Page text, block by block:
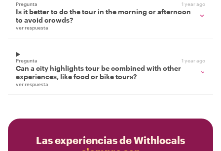
Pregunta 1 year ago
Is it better to do the tour in the morning or afternoon
to avoid crowds?
ver respuesta
Pregunta 1 year ago
Can a city highlights tour be combined with other
experiences, like food or bike tours?
ver respuesta
Las experiencias de Withlocals